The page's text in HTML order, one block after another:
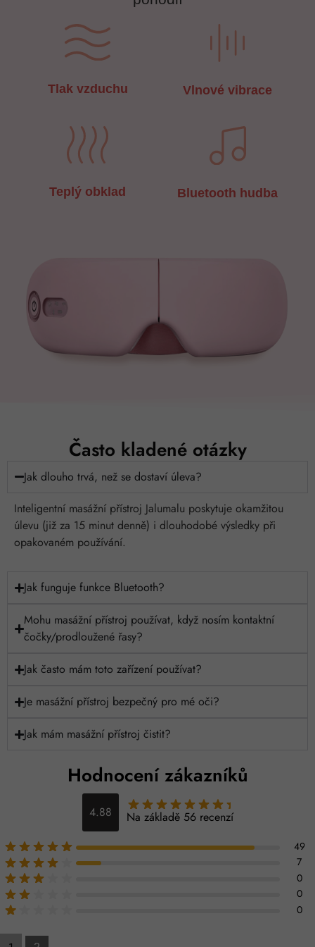
Tlak vzduchu Vlnové vibrace
Teplý obklad Bluetooth hudba
Často kladené otázky
Jak dlouho trvá, než se dostaví úleva?
Inteligentní masážní přístroj Jalumalu poskytuje okamžitou
úlevu (již za 15 minut denně) i dlouhodobé výsledky při
opakovaném používání.
Jak funguje funkce Bluetooth?
Mohu masážní přístroj používat, když nosím kontaktní
čočky/prodloužené řasy?
Jak často mám toto zařízení používat?
Je masážní přístroj bezpečný pro mé oči?
Jak mám masážní přístroj čistit?
Hodnocení zákazníků
4.88 Na základě 56 recenzí
49
7
0
0
0